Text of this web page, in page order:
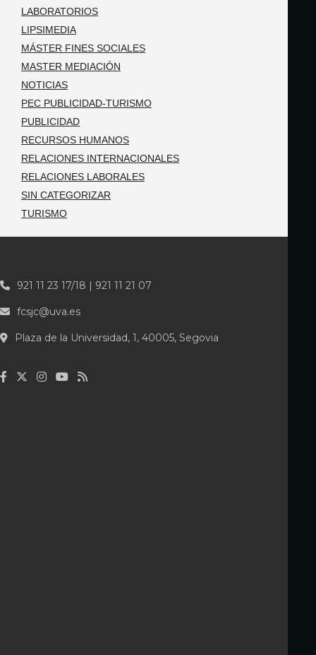
LABORATORIOS
LIPSIMEDIA
MÁSTER FINES SOCIALES
MASTER MEDIACIÓN
NOTICIAS
PEC PUBLICIDAD-TURISMO
PUBLICIDAD
RECURSOS HUMANOS
RELACIONES INTERNACIONALES
RELACIONES LABORALES
SIN CATEGORIZAR
TURISMO
921 11 23 17/18 | 921 11 21 07
fcsjc@uva.es
Plaza de la Universidad, 1, 40005, Segovia